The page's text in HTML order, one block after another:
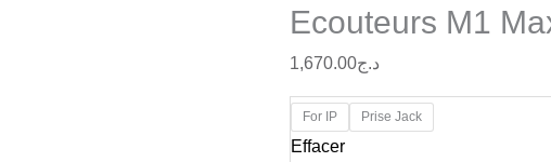
Ecouteurs M1
د.ج1,670.00
For IP Prise Jack
Effacer